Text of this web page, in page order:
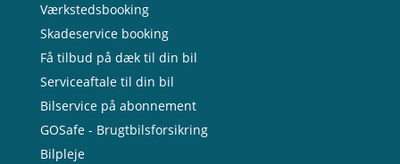
Værkstedsbooking
Skadeservice booking
Få tilbud på dæk til din bil
Serviceaftale til din bil
Bilservice på abonnement
GOSafe - Brugtbilsforsikring
Bilpleje